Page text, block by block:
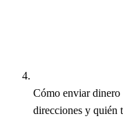
Cómo enviar
direcciones y quién